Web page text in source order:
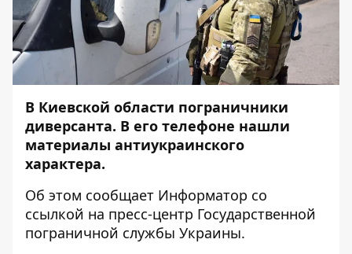
В Киевской области пограничники
диверсанта. В его телефоне нашли
материалы антиукраинского
характера.
Об этом сообщает Информатор со
ссылкой на пресс-центр Государственной
пограничной службы Украины.